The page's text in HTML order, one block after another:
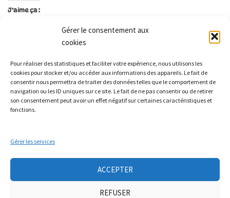
Gérer le consentement aux
cookies
Pour réaliser des statistiques et faciliter votre expérience, nous utilisons les
cookies pour stocker et/ou accéder aux informations des appareils. Le fait de
consentir nous permettra de traiter des données telles que le comportement de
navigation ou les ID uniques sur ce site. Le fait de ne pas consentir ou de retirer
son consentement peut avoir un effet négatif sur certaines caractéristiques et
fonctions.
Gérer les services
ACCEPTER
REFUSER
J’aime ça :
Le Relais
21 rue Peurière
42440 Noirétable
contact[a]lesmontsquipetillent.org
Collectif LA TERRE
Groupe Nourrir
Ateliers auto-réparation de vélos
Mobicar42
Nous contacter